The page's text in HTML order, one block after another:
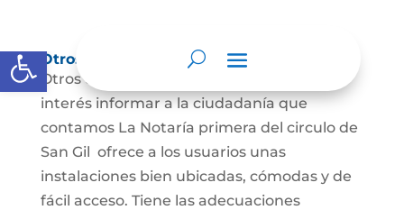
Abrir barra de herramientas
Otros de grupos de interés.
Otros de grupos de interés. Es de nuestro
interés informar a la ciudadanía que
contamos La Notaría primera del circulo de
San Gil ofrece a los usuarios unas
instalaciones bien ubicadas, cómodas y de
fácil acceso. Tiene las adecuaciones